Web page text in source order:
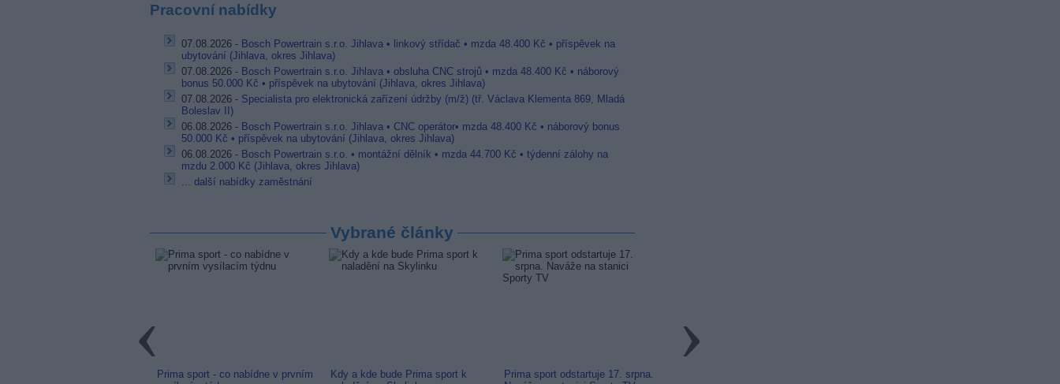
Pracovní nabídky
07.08.2026 - Bosch Powertrain s.r.o. Jihlava • linkový střídač • mzda 48.400 Kč • příspěvek na
ubytování (Jihlava, okres Jihlava)
07.08.2026 - Bosch Powertrain s.r.o. Jihlava • obsluha CNC strojů • mzda 48.400 Kč • náborový
bonus 50.000 Kč • příspěvek na ubytování (Jihlava, okres Jihlava)
07.08.2026 - Specialista pro elektronická zařízení údržby (m/ž) (tř. Václava Klementa 869, Mladá
Boleslav II)
06.08.2026 - Bosch Powertrain s.r.o. Jihlava • CNC operátor• mzda 48.400 Kč • náborový bonus
50.000 Kč • příspěvek na ubytování (Jihlava, okres Jihlava)
06.08.2026 - Bosch Powertrain s.r.o. • montážní dělník • mzda 44.700 Kč • týdenní zálohy na
mzdu 2.000 Kč (Jihlava, okres Jihlava)
... další nabídky zaměstnání
Vybrané články
Prima sport - co nabídne v prvním
Kdy a kde bude Prima sport k
Prima sport odstartuje 17. srpna.